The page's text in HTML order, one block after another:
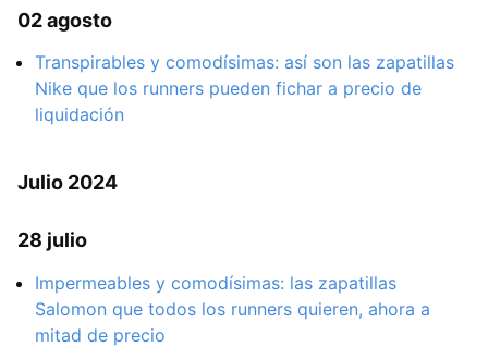
02 agosto
Transpirables y comodísimas: así son las zapatillas
Nike que los runners pueden fichar a precio de
liquidación
Julio 2024
28 julio
Impermeables y comodísimas: las zapatillas
Salomon que todos los runners quieren, ahora a
mitad de precio